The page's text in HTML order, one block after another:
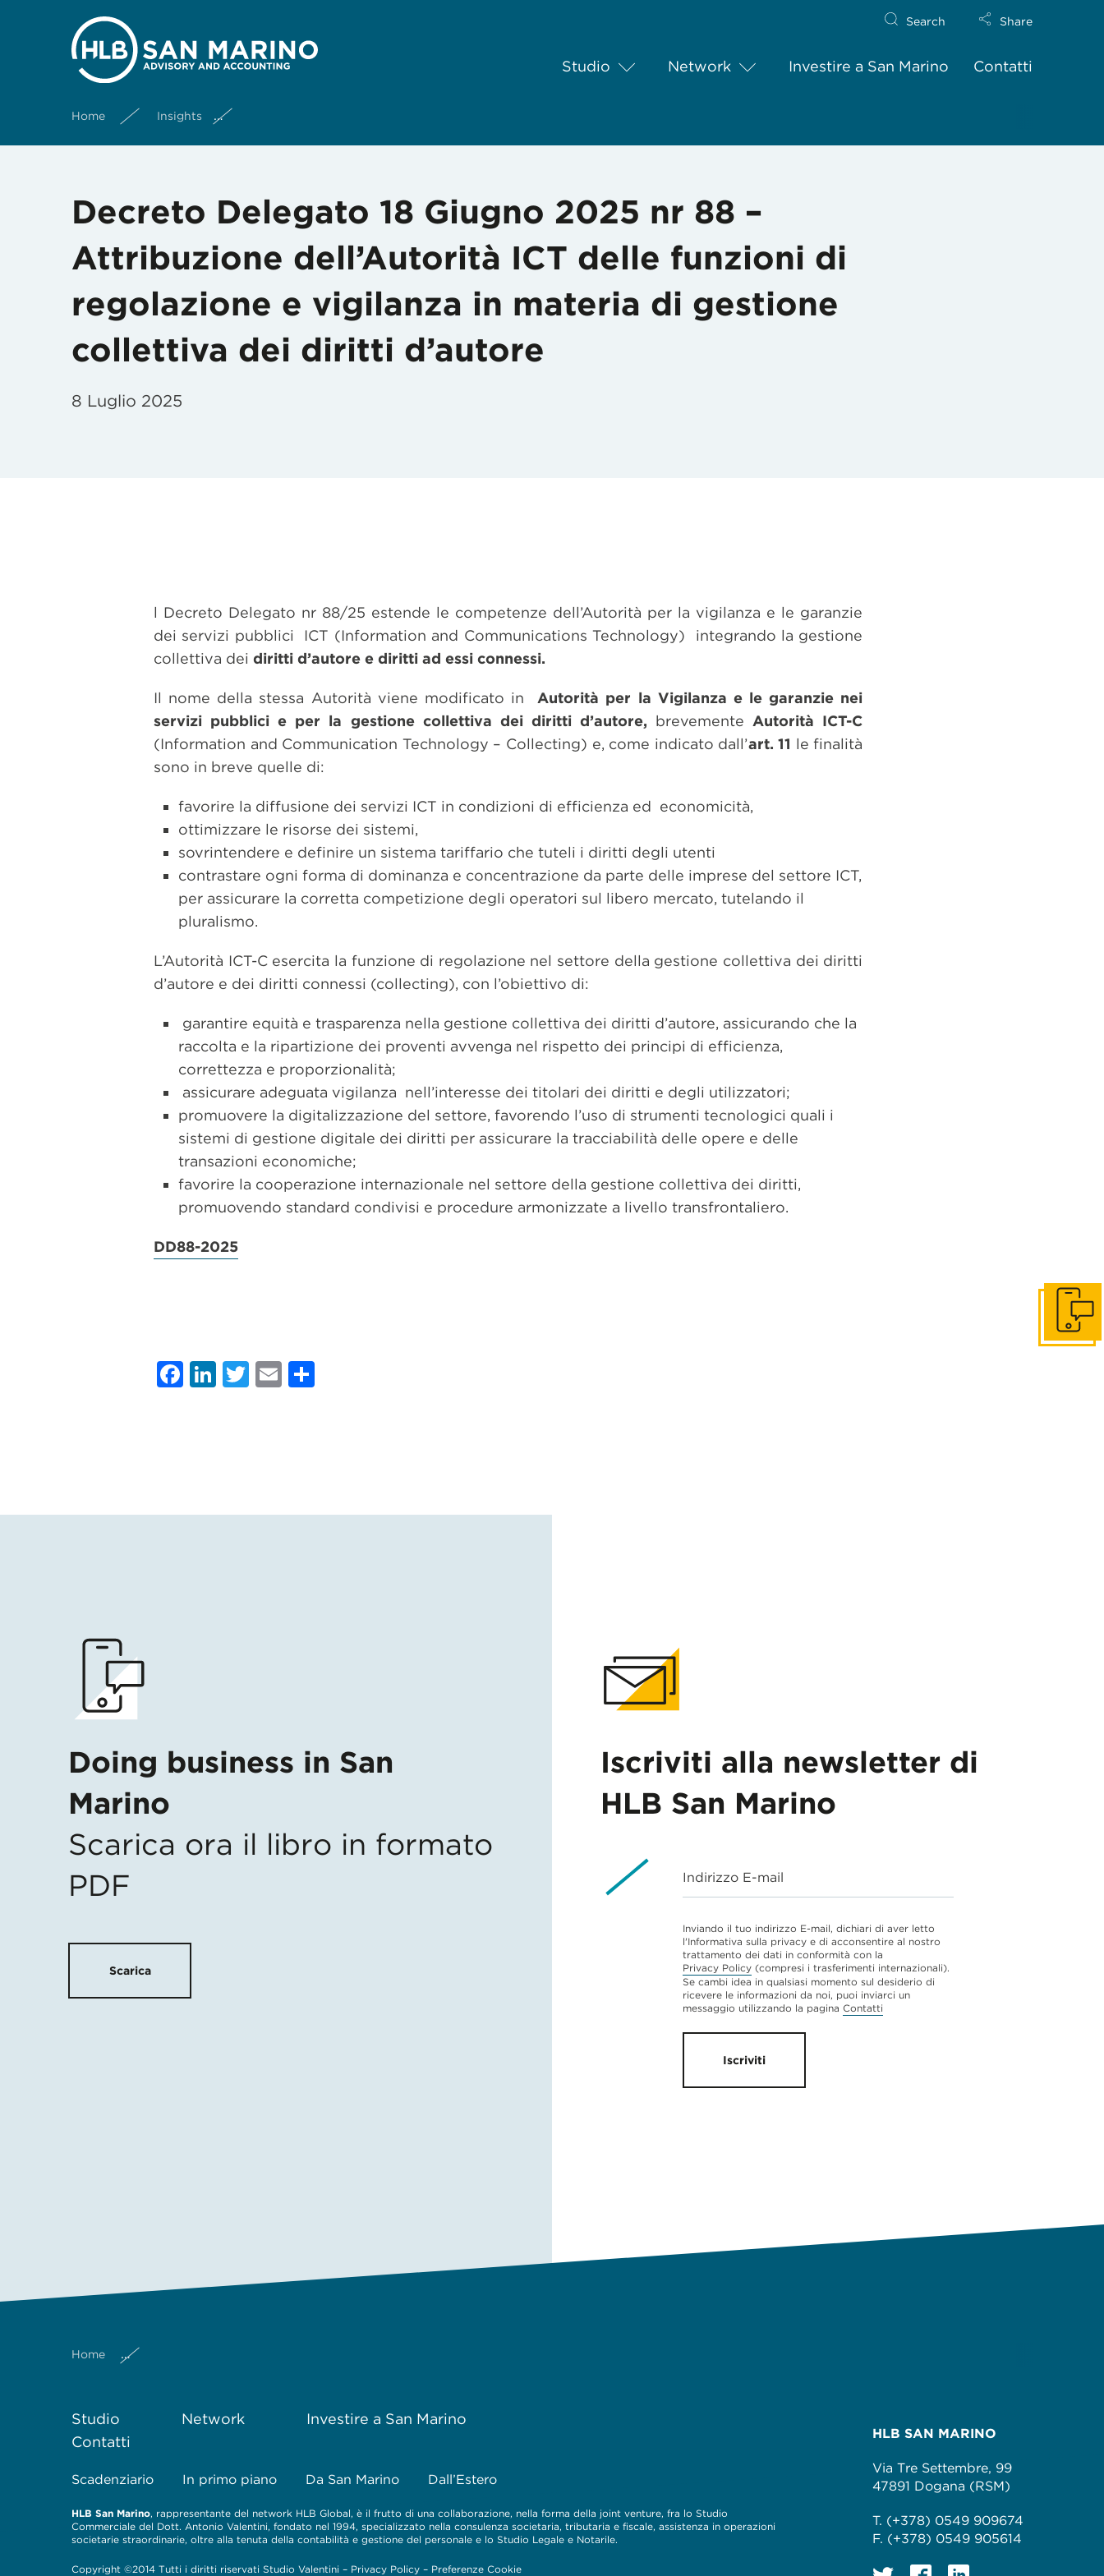
Studio Network Investire a San Marino Contatti
Search Share
Home Insights
Decreto Delegato 18 Giugno 2025 nr 88 –
Attribuzione dell’Autorità ICT delle funzioni di
regolazione e vigilanza in materia di gestione
collettiva dei diritti d’autore
8 Luglio 2025
l Decreto Delegato nr 88/25 estende le competenze dell’Autorità per la vigilanza e le garanzie
dei servizi pubblici ICT (Information and Communications Technology) integrando la gestione
collettiva dei diritti d’autore e diritti ad essi connessi.
Il nome della stessa Autorità viene modificato in Autorità per la Vigilanza e le garanzie nei
servizi pubblici e per la gestione collettiva dei diritti d’autore, brevemente Autorità ICT-C
(Information and Communication Technology – Collecting) e, come indicato dall’art. 11 le finalità
sono in breve quelle di:
favorire la diffusione dei servizi ICT in condizioni di efficienza ed economicità,
ottimizzare le risorse dei sistemi,
sovrintendere e definire un sistema tariffario che tuteli i diritti degli utenti
contrastare ogni forma di dominanza e concentrazione da parte delle imprese del settore ICT,
per assicurare la corretta competizione degli operatori sul libero mercato, tutelando il
pluralismo.
L’Autorità ICT-C esercita la funzione di regolazione nel settore della gestione collettiva dei diritti
d’autore e dei diritti connessi (collecting), con l’obiettivo di:
garantire equità e trasparenza nella gestione collettiva dei diritti d’autore, assicurando che la
raccolta e la ripartizione dei proventi avvenga nel rispetto dei principi di efficienza,
correttezza e proporzionalità;
assicurare adeguata vigilanza nell’interesse dei titolari dei diritti e degli utilizzatori;
promuovere la digitalizzazione del settore, favorendo l’uso di strumenti tecnologici quali i
sistemi di gestione digitale dei diritti per assicurare la tracciabilità delle opere e delle
transazioni economiche;
favorire la cooperazione internazionale nel settore della gestione collettiva dei diritti,
promuovendo standard condivisi e procedure armonizzate a livello transfrontaliero.
DD88-2025
Facebook
LinkedIn
Twitter
Email
Doing business in San
Marino
Scarica ora il libro in formato
PDF
Scarica
Iscriviti alla newsletter di
HLB San Marino
Indirizzo E-mail
Inviando il tuo indirizzo E-mail, dichiari di aver letto
l'Informativa sulla privacy e di acconsentire al nostro
trattamento dei dati in conformità con la
Privacy Policy (compresi i trasferimenti internazionali).
Se cambi idea in qualsiasi momento sul desiderio di
ricevere le informazioni da noi, puoi inviarci un
messaggio utilizzando la pagina Contatti
Iscriviti
Home
Studio Network
Investire a San Marino
Contatti
Scadenziario In primo piano Da San Marino Dall’Estero
HLB SAN MARINO
Via Tre Settembre, 99
47891 Dogana (RSM)
T. (+378) 0549 909674
F. (+378) 0549 905614
HLB San Marino, rappresentante del network HLB Global, è il frutto di una collaborazione, nella forma della joint venture, fra lo Studio
Commerciale del Dott. Antonio Valentini, fondato nel 1994, specializzato nella consulenza societaria, tributaria e fiscale, assistenza in operazioni
societarie straordinarie, oltre alla tenuta della contabilità e gestione del personale e lo Studio Legale e Notarile.
Copyright ©2014 Tutti i diritti riservati Studio Valentini – Privacy Policy – Preferenze Cookie
Get in